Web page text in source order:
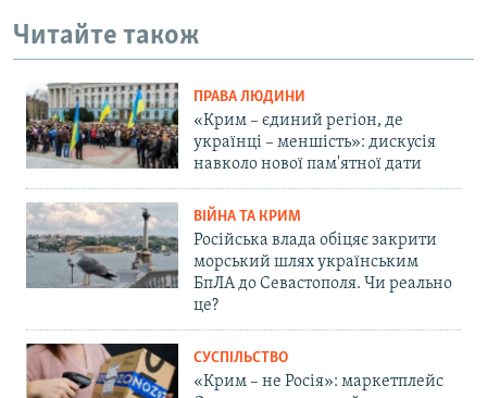
Читайте також
ПРАВА ЛЮДИНИ
«Крим – єдиний регіон, де
українці – меншість»: дискусія
навколо нової пам'ятної дати
ВІЙНА ТА КРИМ
Російська влада обіцяє закрити
морський шлях українським
БпЛА до Севастополя. Чи реально
це?
СУСПІЛЬСТВО
«Крим – не Росія»: маркетплейс